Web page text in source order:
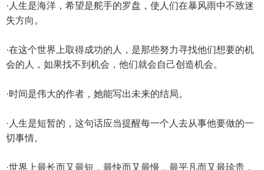
·人生是海洋，希望是舵手的罗盘，使人们在暴风雨中不致迷
失方向。
·在这个世界上取得成功的人，是那些努力寻找他们想要的机
会的人，如果找不到机会，他们就会自己创造机会。
·时间是伟大的作者，她能写出未来的结局。
·人生是短暂的，这句话应当提醒每一个人去从事他要做的一
切事情。
·世界上最长而又最短，最快而又最慢，最平凡而又最珍贵，